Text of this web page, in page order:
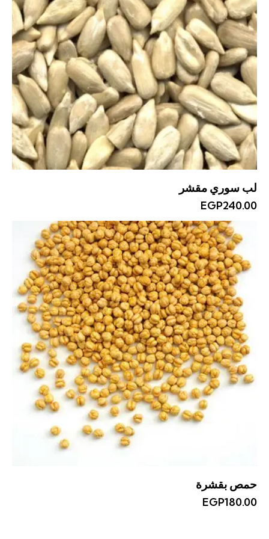
لب سوري مقشر
EGP240.00
حمص بقشرة
EGP180.00